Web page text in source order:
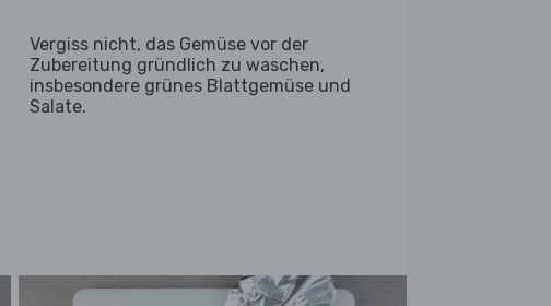
Vergiss nicht, das Gemüse vor der
Zubereitung gründlich zu waschen,
insbesondere grünes Blattgemüse und
Salate.